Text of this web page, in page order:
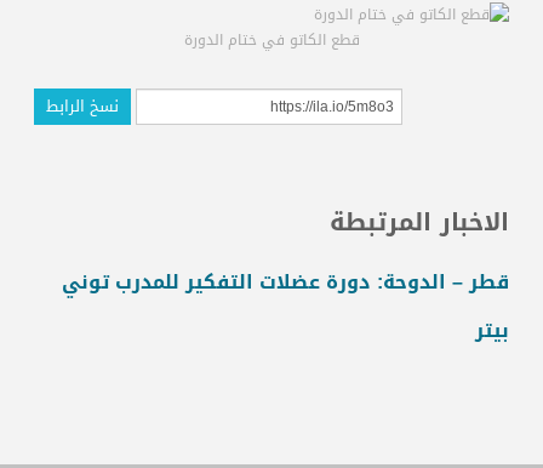
قطع الكاتو في ختام الدورة
نسخ الرابط
الاخبار المرتبطة
قطر – الدوحة: دورة عضلات التفكير للمدرب توني
بيتر